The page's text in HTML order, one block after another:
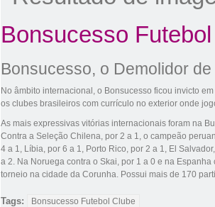
Bonsucesso
Bonsucesso, o Demolidor
No âmbito internacional, o Bonsucesso ficou invicto
os clubes brasileiros com currículo no exterior onde
As mais expressivas vitórias internacionais foram na
Contra a Seleção Chilena, por 2 a 1, o campeão
4 a 1, Líbia , por 6 a 1, Porto Rico , por 2 a 1, El Salvador
a 2. Na Noruega contra o Skai, por 1 a 0 e na Espanha
torneio na cidade da Corunha. Possui mais de 170
Tags: Bonsucesso Futebol Clube